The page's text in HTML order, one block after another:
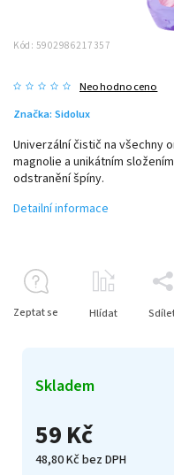
Kód: 5902986217357
Neohodnoceno
Značka: Sidolux
59 Kč
48,80 Kč bez DPH
Skladem
Univerzální čistič na všechny
magnolie a unikátním
odstranění špíny.
Detailní informace
Zeptat se Hlídat